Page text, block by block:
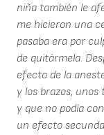
niña también le
me hicieron una
pasaba era por
de quitármela.
efecto de la
y los brazos,
y que no podía
un efecto